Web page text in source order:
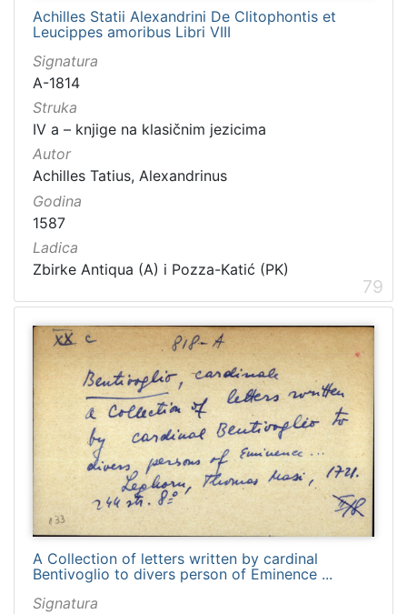
Achilles Statii Alexandrini De Clitophontis et
Leucippes amoribus Libri VIII
Signatura
A-1814
Struka
IV a – knjige na klasičnim jezicima
Autor
Achilles Tatius, Alexandrinus
Godina
1587
Ladica
Zbirke Antiqua (A) i Pozza-Katić (PK)
79
A Collection of letters written by cardinal
Bentivoglio to divers person of Eminence ...
Signatura